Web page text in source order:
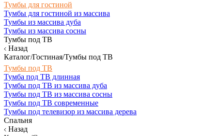
Тумбы для гостиной
Тумбы для гостиной из массива
Тумбы из массива дуба
Тумбы из массива сосны
Тумбы под ТВ
Назад
Каталог/Гостиная/Тумбы под ТВ
Тумбы под ТВ
Тумба под ТВ длинная
Тумбы под ТВ из массива дуба
Тумбы под ТВ из массива сосны
Тумбы под ТВ современные
Тумбы под телевизор из массива дерева
Спальня
Назад